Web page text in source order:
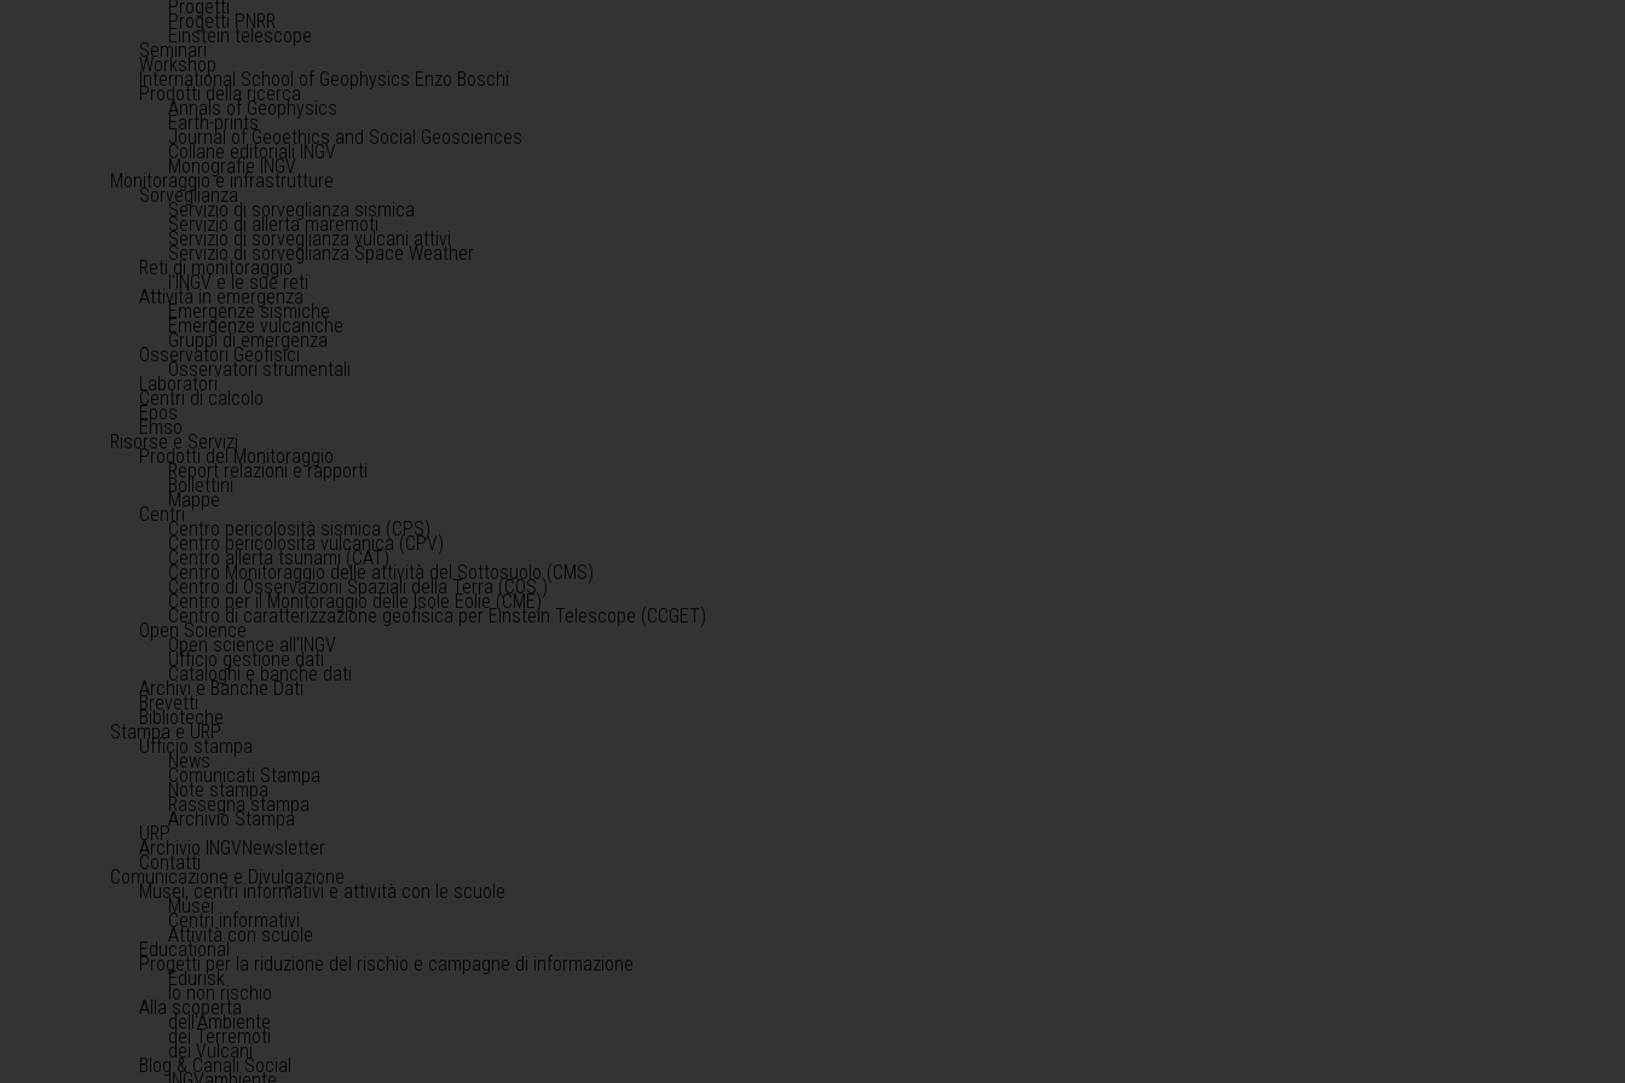
Progetti
Progetti PNRR
Einstein telescope
Seminari
Workshop
International School of Geophysics Enzo Boschi
Prodotti della ricerca
Annals of Geophysics
Earth-prints
Journal of Geoethics and Social Geosciences
Collane editoriali INGV
Monografie INGV
Monitoraggio e infrastrutture
Sorveglianza
Servizio di sorveglianza sismica
Servizio di allerta maremoti
Servizio di sorveglianza vulcani attivi
Servizio di sorveglianza Space Weather
Reti di monitoraggio
l'INGV e le sue reti
Attività in emergenza
Emergenze sismiche
Emergenze vulcaniche
Gruppi di emergenza
Osservatori Geofisici
Osservatori strumentali
Laboratori
Centri di calcolo
Epos
Emso
Risorse e Servizi
Prodotti del Monitoraggio
Report relazioni e rapporti
Bollettini
Mappe
Centri
Centro pericolosità sismica (CPS)
Centro pericolosità vulcanica (CPV)
Centro allerta tsunami (CAT)
Centro Monitoraggio delle attività del Sottosuolo (CMS)
Centro di Osservazioni Spaziali della Terra (COS )
Centro per il Monitoraggio delle Isole Eolie (CME)
Centro di caratterizzazione geofisica per Einstein Telescope (CCGET)
Open Science
Open science all'INGV
Ufficio gestione dati
Cataloghi e banche dati
Archivi e Banche Dati
Brevetti
Biblioteche
Stampa e URP
Ufficio stampa
News
Comunicati Stampa
Note stampa
Rassegna stampa
Archivio Stampa
URP
Archivio INGVNewsletter
Contatti
Comunicazione e Divulgazione
Musei, centri informativi e attività con le scuole
Musei
Centri informativi
Attività con scuole
Educational
Progetti per la riduzione del rischio e campagne di informazione
Edurisk
Io non rischio
Alla scoperta
dell'Ambiente
dei Terremoti
dei Vulcani
Blog & Canali Social